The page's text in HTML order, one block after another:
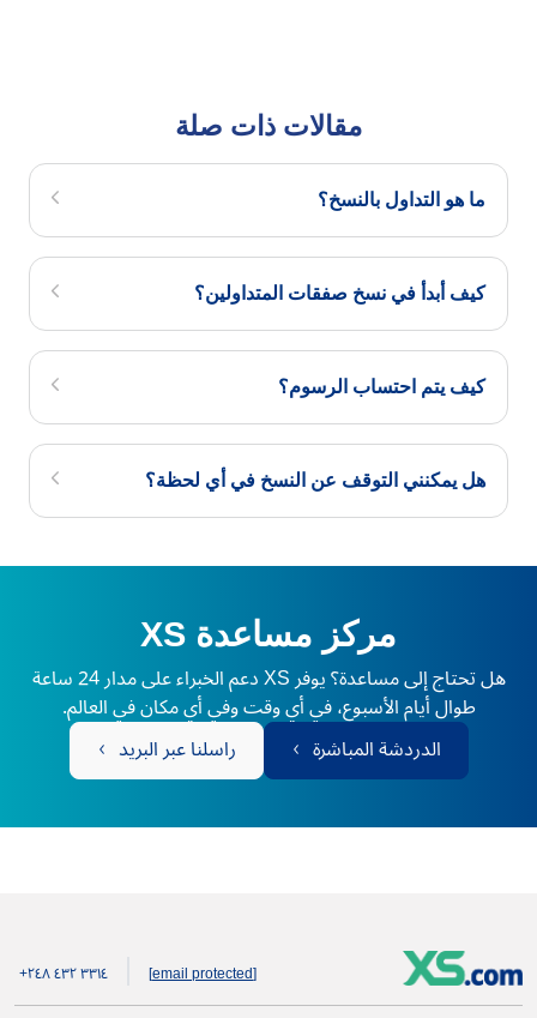
مقالات ذات صلة
ما هو التداول بالنسخ؟
كيف أبدأ في نسخ صفقات المتداولين؟
كيف يتم احتساب الرسوم؟
هل يمكنني التوقف عن النسخ في أي لحظة؟
مركز مساعدة XS
هل تحتاج إلى مساعدة؟ يوفر XS دعم الخبراء على مدار 24 ساعة
طوال أيام الأسبوع، في أي وقت وفي أي مكان في العالم.
الدردشة المباشرة
راسلنا عبر البريد
[email protected] +۲٤۸ ٤۳۲ ۳۳۱٤